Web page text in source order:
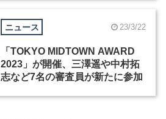
ニュース 23/3/22
「TOKYO MIDTOWN AWARD
2023」が開催、三澤遥や中村拓
志など7名の審査員が新たに参加